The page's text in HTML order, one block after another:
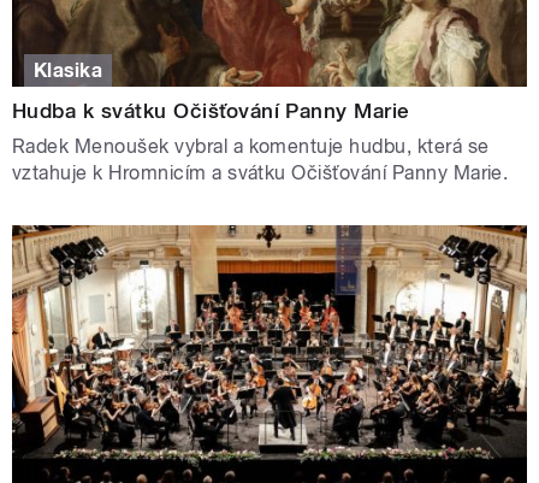
Klasika
Hudba k svátku Očišťování Panny Marie
Radek Menoušek vybral a komentuje hudbu, která se
vztahuje k Hromnicím a svátku Očišťování Panny Marie.